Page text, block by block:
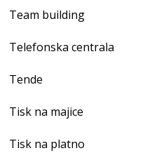
Team building
Telefonska centrala
Tende
Tisk na majice
Tisk na platno